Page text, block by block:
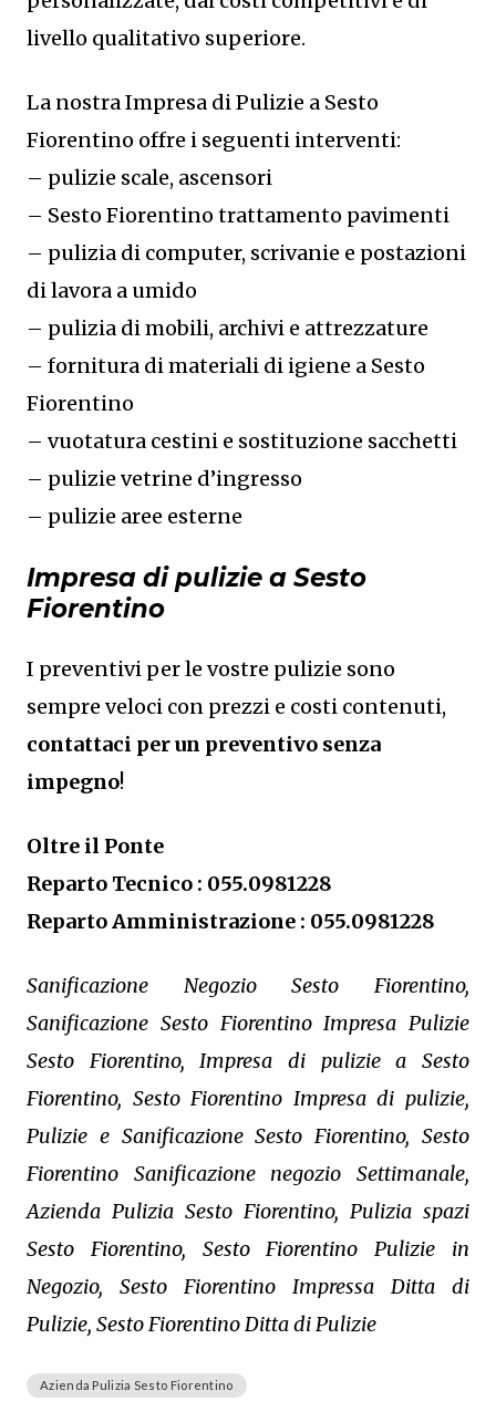
livello qualitativo superiore.
La nostra Impresa di Pulizie a Sesto
Fiorentino offre i seguenti interventi:
– pulizie scale, ascensori
– Sesto Fiorentino trattamento pavimenti
– pulizia di computer, scrivanie e postazioni
di lavora a umido
– pulizia di mobili, archivi e attrezzature
– fornitura di materiali di igiene a Sesto
Fiorentino
– vuotatura cestini e sostituzione sacchetti
– pulizie vetrine d’ingresso
– pulizie aree esterne
Impresa di pulizie a Sesto
Fiorentino
I preventivi per le vostre pulizie sono
sempre veloci con prezzi e costi contenuti,
contattaci per un preventivo senza
impegno!
Oltre il Ponte
Reparto Tecnico : 055.0981228
Reparto Amministrazione : 055.0981228
Sanificazione Negozio Sesto Fiorentino,
Sanificazione Sesto Fiorentino Impresa Pulizie
Sesto Fiorentino, Impresa di pulizie a Sesto
Fiorentino, Sesto Fiorentino Impresa di pulizie,
Pulizie e Sanificazione Sesto Fiorentino, Sesto
Fiorentino Sanificazione negozio Settimanale,
Azienda Pulizia Sesto Fiorentino, Pulizia spazi
Sesto Fiorentino, Sesto Fiorentino Pulizie in
Negozio, Sesto Fiorentino Impressa Ditta di
Pulizie, Sesto Fiorentino Ditta di Pulizie
Azienda Pulizia Sesto Fiorentino